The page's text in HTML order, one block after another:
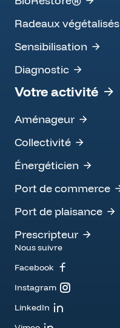
Radeaux végétalisés
Sensibilisation
Diagnostic
Votre activité
Aménageur
Collectivité
Énergéticien
Port de commerce
Port de plaisance
Prescripteur
Nous suivre
Facebook
Instagram
LinkedIn